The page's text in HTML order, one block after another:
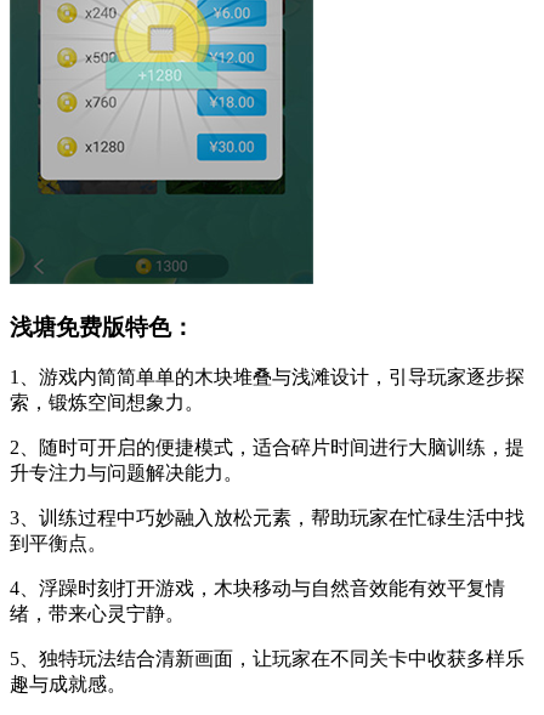
浅塘免费版特色：
1、游戏内简简单单的木块堆叠与浅滩设计，引导玩家逐步探
索，锻炼空间想象力。
2、随时可开启的便捷模式，适合碎片时间进行大脑训练，提
升专注力与问题解决能力。
3、训练过程中巧妙融入放松元素，帮助玩家在忙碌生活中找
到平衡点。
4、浮躁时刻打开游戏，木块移动与自然音效能有效平复情
绪，带来心灵宁静。
5、独特玩法结合清新画面，让玩家在不同关卡中收获多样乐
趣与成就感。